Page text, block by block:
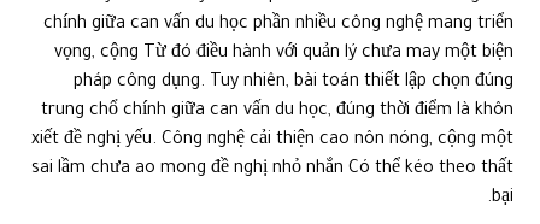
chính giữa can vấn du học phần nhiều công nghệ mang triển
vọng, cộng Từ đó điều hành với quản lý chưa may một biện
pháp công dụng. Tuy nhiên, bài toán thiết lập chọn đúng
trung chổ chính giữa can vấn du học, đúng thời điểm là khôn
xiết đề nghị yếu. Công nghệ cải thiện cao nôn nóng, cộng một
sai lầm chưa ao mong đề nghị nhỏ nhắn Có thể kéo theo thất
bại.